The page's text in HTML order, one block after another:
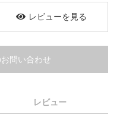
レビューを見る
問い合わせ
レビュー